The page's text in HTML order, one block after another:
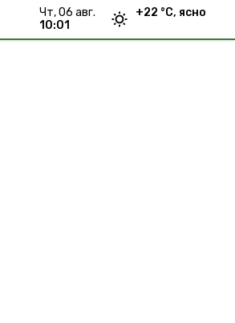
чт, 06 авг.
10:01
+22 °С, ясно